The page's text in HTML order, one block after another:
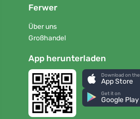
Ferwer
Über uns
Großhandel
App herunterladen
Download on the
App Store
Get it on
Google Play